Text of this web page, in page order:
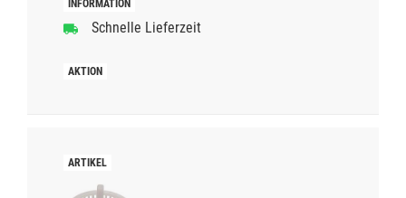
Schnelle Lieferzeit